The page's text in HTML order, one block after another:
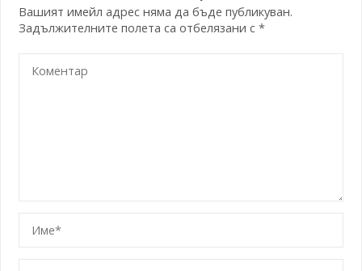
Вашият имейл адрес няма да бъде публикуван.
Задължителните полета са отбелязани с*